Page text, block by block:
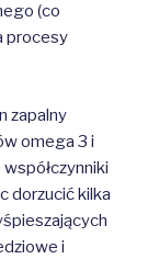
(co
procesy
zapalny
omega 3 i
dorzucić kilka
i